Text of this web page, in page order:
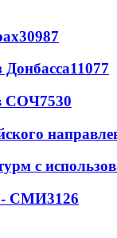
30987
Донбасса11077
СОЧ7530
с
- СМИ3126